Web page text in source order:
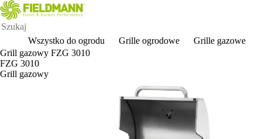
Wszystko do ogrodu Grille ogrodowe
Grille gazowe
Grill gazowy FZG 3010
FZG 3010
Grill gazowy